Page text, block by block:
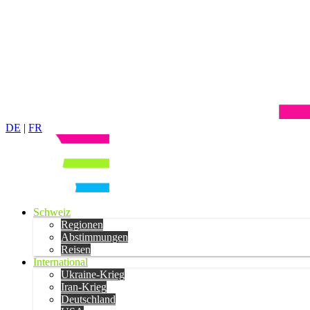
DE | FR
Schweiz
Regionen
Abstimmungen
Reisen
International
Ukraine-Krieg
Iran-Krieg
Deutschland